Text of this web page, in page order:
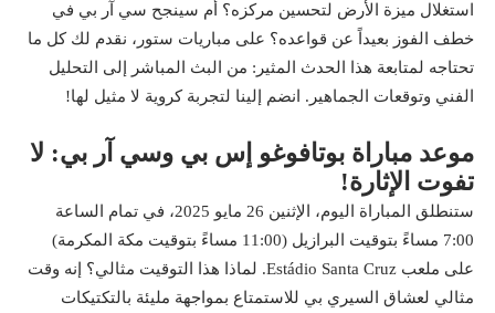
استغلال ميزة الأرض لتحسين مركزه؟ أم سينجح سي آر بي في
خطف الفوز بعيداً عن قواعده؟ على مباريات ستور، نقدم لك كل ما
تحتاجه لمتابعة هذا الحدث المثير: من البث المباشر إلى التحليل
الفني وتوقعات الجماهير. انضم إلينا لتجربة كروية لا مثيل لها!
موعد مباراة بوتافوغو إس بي وسي آر بي: لا
تفوت الإثارة!
ستنطلق المباراة اليوم، الإثنين 26 مايو 2025، في تمام الساعة
7:00 مساءً بتوقيت البرازيل (11:00 مساءً بتوقيت مكة المكرمة)
على ملعب Estádio Santa Cruz. لماذا هذا التوقيت مثالي؟ إنه وقت
مثالي لعشاق السيري بي للاستمتاع بمواجهة مليئة بالتكتيكات